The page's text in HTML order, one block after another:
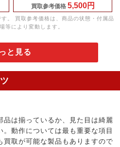
買取参考価格 5,500円
。 買取参考価格は、商品の状態・付属品
等により変動します。
と見る
品は揃っているか、見た目は綺麗
動作については最も重要な項目
買取が可能な製品もありますので